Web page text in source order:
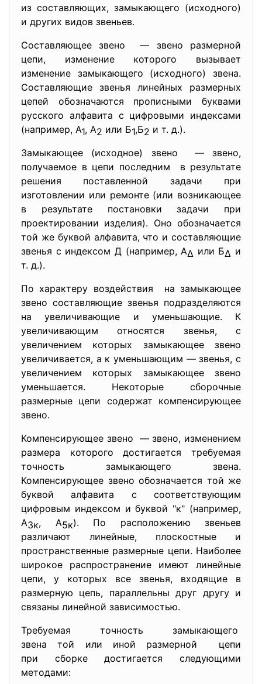
из составляющих, замыкающего (исходного)
и других видов звеньев.
Составляющее звено — звено размерной
цепи, изменение которого вызывает
изменение замыкающего (исходного) звена.
Составляющие звенья линейных размерных
цепей обозначаются прописными буквами
русского алфавита с цифровыми индексами
(например, А1, А2 или Б1,Б2 и т. д.).
Замыкающее (исходное) звено — звено,
получаемое в цепи последним в результате
решения поставленной задачи при
изготовлении или ремонте (или возникающее
в результате постановки задачи при
проектировании изделия). Оно обозначается
той же буквой алфавита, что и составляющие
звенья с индексом Д (например, А∆ или Б∆ и
т. д.).
По характеру воздействия на замыкающее
звено составляющие звенья подразделяются
на увеличивающие и уменьшающие. К
увеличивающим относятся звенья, с
увеличением которых замыкающее звено
увеличивается, а к уменьшающим — звенья, с
увеличением которых замыкающее звено
уменьшается. Некоторые сборочные
размерные цепи содержат компенсирующее
звено.
Компенсирующее звено — звено, изменением
размера которого достигается требуемая
точность замыкающего звена.
Компенсирующее звено обозначается той же
буквой алфавита с соответствующим
цифровым индексом и буквой "к" (например,
А3к, А5к). По расположению звеньев
различают линейные, плоскостные и
пространственные размерные цепи. Наиболее
широкое распространение имеют линейные
цепи, у которых все звенья, входящие в
размерную цепь, параллельны друг другу и
связаны линейной зависимостью.
Требуемая точность замыкающего
звена той или иной размерной цепи
при сборке достигается следующими
методами: